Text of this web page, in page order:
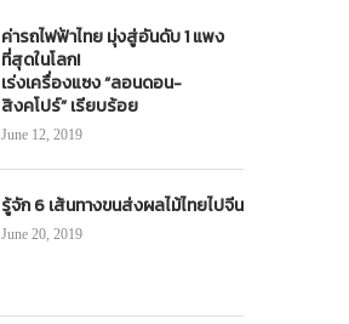
ค่ารถไฟฟ้าไทย มุ่งสู่อันดับ 1 แพง
ที่สุดในโลก!
เร่งเครื่องแซง “ลอนดอน-
สิงคโปร์” เรียบร้อย
June 12, 2019
รู้จัก 6 เส้นทางขนส่งผลไม้ไทยไปจีน
June 20, 2019